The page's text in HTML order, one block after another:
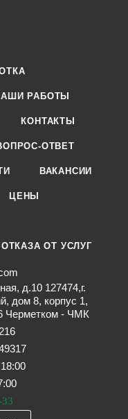
РАБОТЫ
КОНТАКТЫ
ОТВЕТ
ВАКАНСИИ
ЦЕНЫ
ОТ УСЛУГ
д.10 127474,г.
дом 8, корпус 1,
Черметком - ЧМК